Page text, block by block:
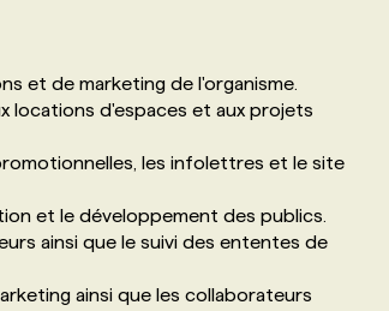
et de marketing de l'organisme.
locations d'espaces et aux projets
les infolettres et le site
et le développement des publics.
ainsi que le suivi des ententes de
ainsi que les collaborateurs